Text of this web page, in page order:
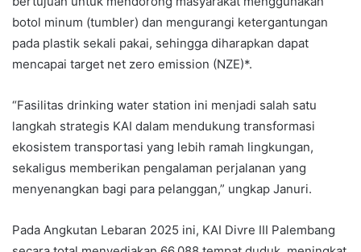
botol minum (tumbler) dan mengurangi ketergantungan
pada plastik sekali pakai, sehingga diharapkan dapat
mencapai target net zero emission (NZE)*.
“Fasilitas drinking water station ini menjadi salah satu
langkah strategis KAI dalam mendukung transformasi
ekosistem transportasi yang lebih ramah lingkungan,
sekaligus memberikan pengalaman perjalanan yang
menyenangkan bagi para pelanggan,” ungkap Januri.
Pada Angkutan Lebaran 2025 ini, KAI Divre III Palembang